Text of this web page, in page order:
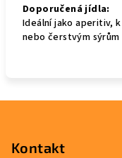
Doporučená jídla:
Ideální jako aperitiv,
nebo čerstvým sýrům
Kontakt